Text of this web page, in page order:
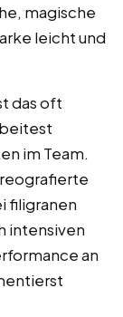
magische
leicht und
das oft
im Team.
filigranen
intensiven
an